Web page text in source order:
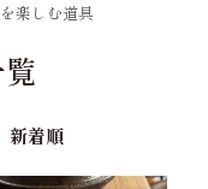
楽しむ道具
新着順